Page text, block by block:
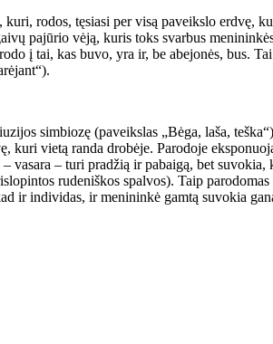
rodos, tęsiasi per visą paveikslo erdvę,
pajūrio vėją, kuris toks svarbus
į tai, kas buvo, yra ir, be abejonės, bus.
simbiozę (paveikslas „Bėga, laša,
vietą randa drobėje. Parodoje
– turi pradžią ir pabaigą, bet
rudeniškos spalvos). Taip
ir individas, ir menininkė gamtą suvokia